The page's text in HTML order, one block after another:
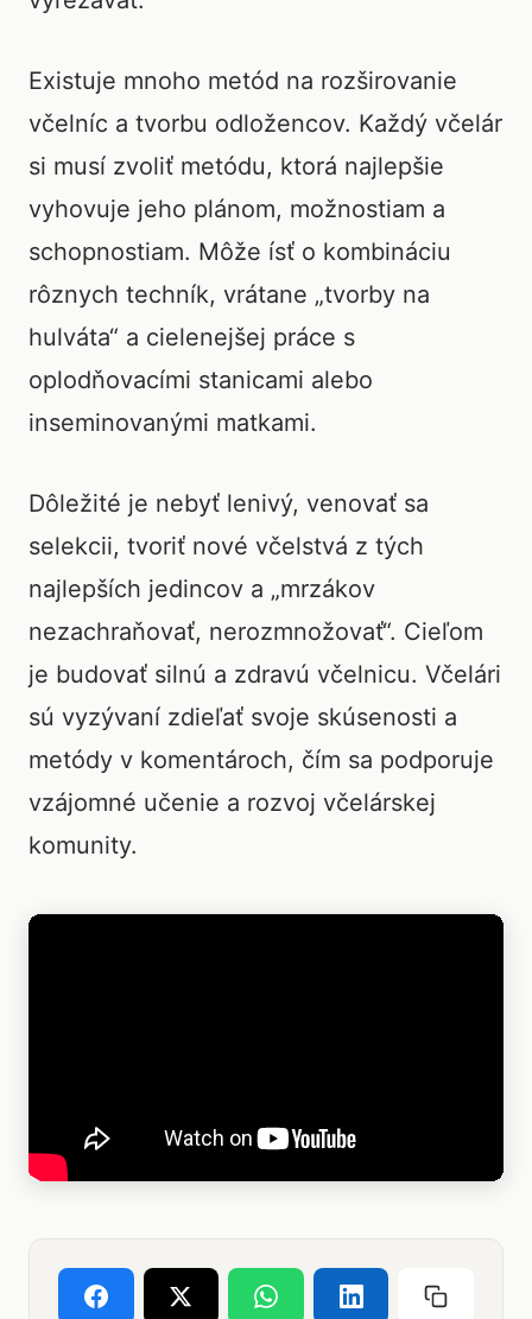
Existuje mnoho metód na rozširovanie
včelníc a tvorbu odložencov. Každý včelár
si musí zvoliť metódu, ktorá najlepšie
vyhovuje jeho plánom, možnostiam a
schopnostiam. Môže ísť o kombináciu
rôznych techník, vrátane „tvorby na
hulváta“ a cielenejšej práce s
oplodňovacími stanicami alebo
inseminovanými matkami.
Dôležité je nebyť lenivý, venovať sa
selekcii, tvoriť nové včelstvá z tých
najlepších jedincov a „mrzákov
nezachraňovať, nerozmnožovať“. Cieľom
je budovať silnú a zdravú včelnicu. Včelári
sú vyzývaní zdieľať svoje skúsenosti a
metódy v komentároch, čím sa podporuje
vzájomné učenie a rozvoj včelárskej
komunity.